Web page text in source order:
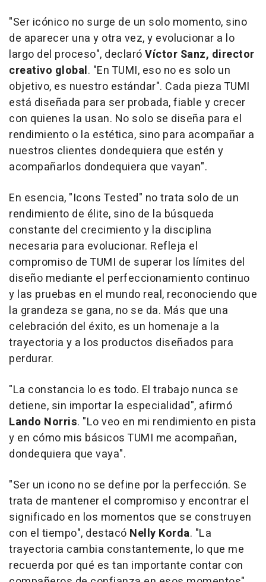
"Ser icónico no surge de un solo momento, sino
de aparecer una y otra vez, y evolucionar a lo
largo del proceso", declaróVíctor Sanz, director
creativo global. "En TUMI, eso no es solo un
objetivo, es nuestro estándar". Cada pieza TUMI
está diseñada para ser probada, fiable y crecer
con quienes la usan. No solo se diseña para el
rendimiento o la estética, sino para acompañar a
nuestros clientes dondequiera que estén y
acompañarlos dondequiera que vayan".
En esencia, "Icons Tested" no trata solo de un
rendimiento de élite, sino de la búsqueda
constante del crecimiento y la disciplina
necesaria para evolucionar. Refleja el
compromiso de TUMI de superar los límites del
diseño mediante el perfeccionamiento continuo
y las pruebas en el mundo real, reconociendo que
la grandeza se gana, no se da. Más que una
celebración del éxito, es un homenaje a la
trayectoria y a los productos diseñados para
perdurar.
"La constancia lo es todo. El trabajo nunca se
detiene, sin importar la especialidad", afirmó
Lando Norris. "Lo veo en mi rendimiento en pista
y en cómo mis básicos TUMI me acompañan,
dondequiera que vaya".
"Ser un icono no se define por la perfección. Se
trata de mantener el compromiso y encontrar el
significado en los momentos que se construyen
con el tiempo", destacó Nelly Korda. "La
trayectoria cambia constantemente, lo que me
recuerda por qué es tan importante contar con